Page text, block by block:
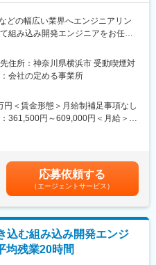
技術、DX、AX（AI
推進をする部門です。
レンジしていく部門です。
ことができる環境を提供します。
教育研修制度
プがあり、平日終業後や休日に自
ためのキャリア支援制度
ており、自宅からでも確認するこ
キルを有する社員は、自分にあっ
自発的なキャリア形成が可能で
どの幅広い業界へエンジニアリン
組み込み開発エンジニアをお任せ
計、実装、テストまで、ご希望と
AIなど）
ウェアラブルデバイスなど)
ナビゲーションなど)
スマートフォン、無線基地局な
など
住所：神奈川県横浜市 受動喫煙対
会社の定める事業所
＜賃金形態＞月給制補足事項なし
361,500円～609,000円＜月給＞
能性があります。月給(月額)は固定
応募依頼する
（エージェントサービス）
込む組み込み開発エンジ
均残業20時間